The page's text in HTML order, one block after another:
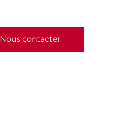
Nous contacter